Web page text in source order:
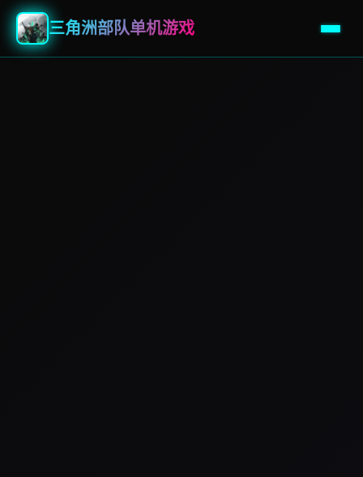
三角洲部队单机游戏